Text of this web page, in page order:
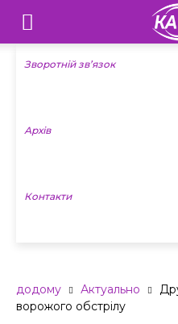
Телебачення
«Капрі»
Новини
Зворотній зв’язок
Архів
Контакти
додому Актуально
ворожого обстрілу